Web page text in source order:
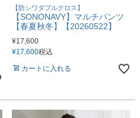
【防シワダブルクロス】
【SONONAVY】マルチパンツ
【春夏秋冬】【20260522】
¥17,600
¥17,600税込
カートに入れる